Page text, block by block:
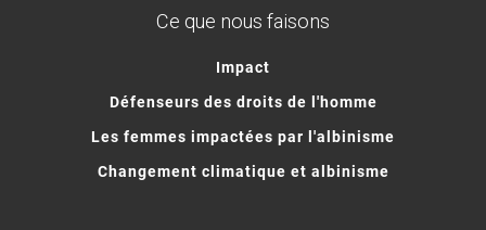
Ce que nous faisons
Impact
Défenseurs des droits de l'homme
Les femmes impactées par l'albinisme
Changement climatique et albinisme